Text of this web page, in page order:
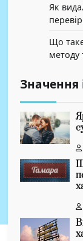
Як
Що
методу
Значення